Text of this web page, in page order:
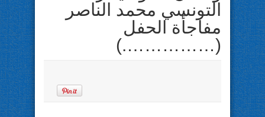
التونسي محمد الناصر
مفاجأة الحفل
(…………….)